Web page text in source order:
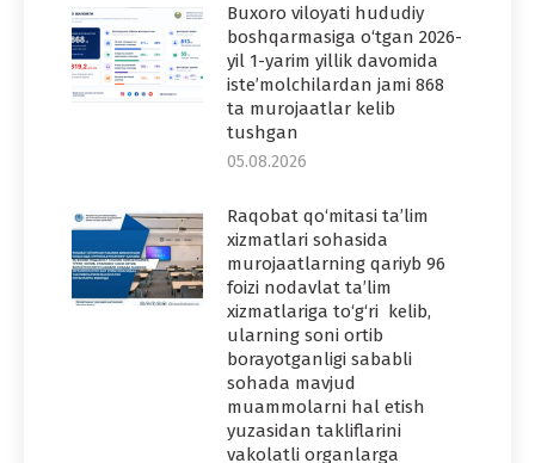
Buxoro viloyati hududiy
boshqarmasiga o‘tgan 2026-
yil 1-yarim yillik davomida
iste’molchilardan jami 868
ta murojaatlar kelib
tushgan
05.08.2026
Raqobat qo‘mitasi ta’lim
xizmatlari sohasida
murojaatlarning qariyb 96
foizi nodavlat ta’lim
xizmatlariga to‘g‘ri kelib,
ularning soni ortib
borayotganligi sababli
sohada mavjud
muammolarni hal etish
yuzasidan takliflarini
vakolatli organlarga